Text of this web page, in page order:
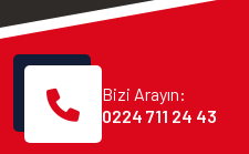
Bizi Arayın:
0224 711 24 43